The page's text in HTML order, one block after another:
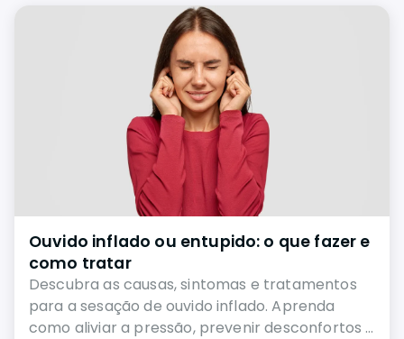
Ouvido inflado ou entupido: o que fazer e
como tratar
Descubra as causas, sintomas e tratamentos
para a sesação de ouvido inflado. Aprenda
como aliviar a pressão, prevenir desconfortos e